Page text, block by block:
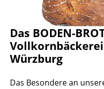
Das BODEN-
Würzburg
Das Besondere an